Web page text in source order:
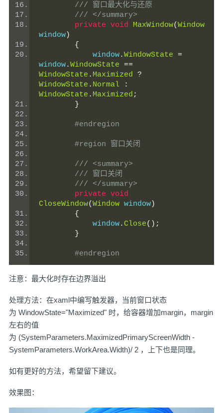
/// 窗口最大化与还原
/// </summary>
private void MaxWindow(Window
window)
{
            window
.WindowState =
window.WindowState ==
WindowState . Maximized ?
WindowState . Normal
:
WindowState . Maximized ;
}
#endregion
#region 窗口关闭
/// <summary>
/// 窗口关闭
/// </summary>
private void
CloseWindow(Window window)
{
            window
.Close();
}
#endregion
注意：最大化时存在边界溢出
处理方法：在xaml中编写触发器，当前窗口状态
为 WindowState="Maximized" 时，给容器增加margin，margin
左右的值
为 (SystemParameters.MaximizedPrimaryScreenWidth -
SystemParameters.WorkArea.Width)/ 2 ，上下也是同理。
如有更好的方法，希望留下建议。
效果图：